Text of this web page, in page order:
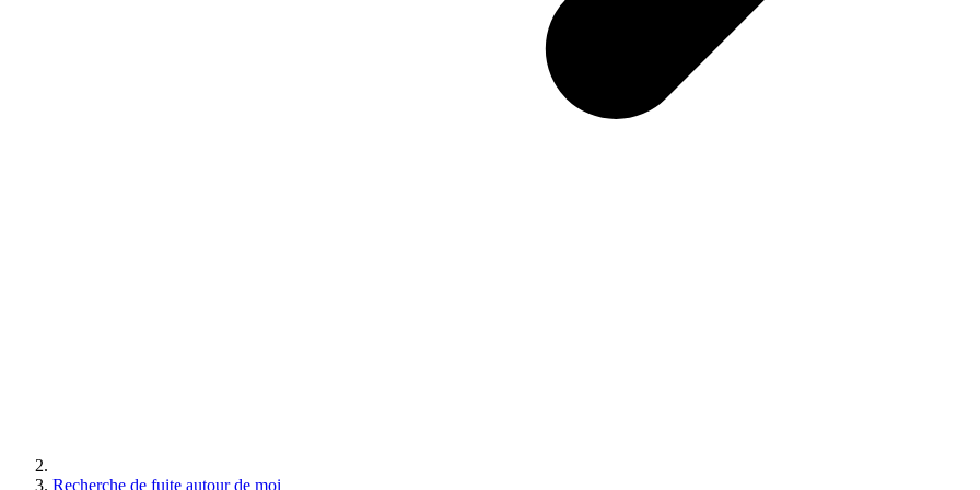
Recherche de fuite autour de moi